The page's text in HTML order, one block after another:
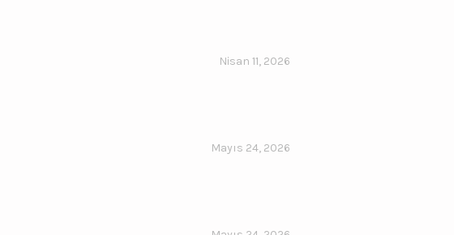
Nisan 11, 2026
Mayıs 24, 2026